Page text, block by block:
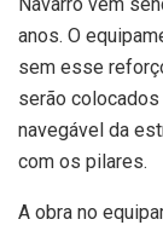
anos. O
sem esse
serão
navegável da
com os pilares.
A obra no